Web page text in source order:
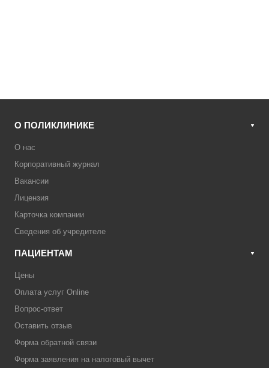
О ПОЛИКЛИНИКЕ
О нас
Корпоративный журнал
Вакансии
Лицензия
Карточка компании
Сведения об учредителе
ПАЦИЕНТАМ
Цены
Оплата услуг Online
Вопрос-ответ
Оставить отзыв
Форма обратной связи
Форма заявления на налоговый вычет